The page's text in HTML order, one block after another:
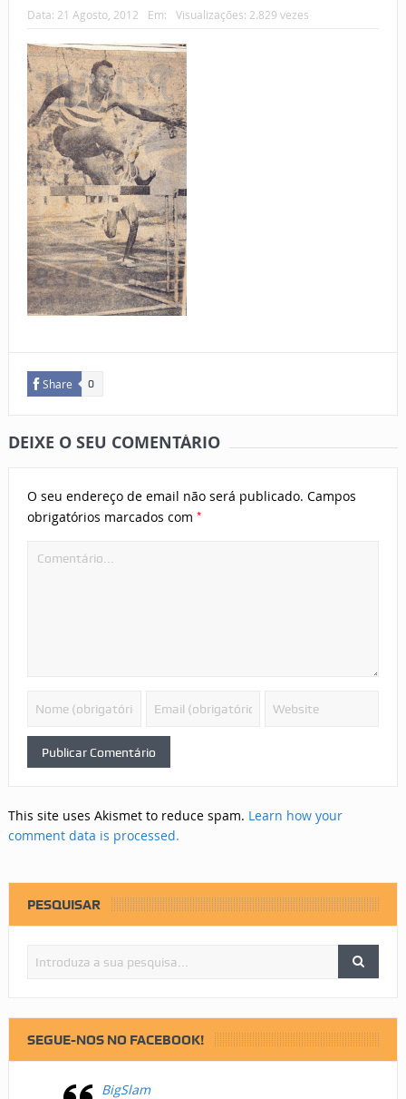
Data: 21 Agosto, 2012 Em: Visualizações: 2.829 vezes
Share 0
DEIXE O SEU COMENTÁRIO
O seu endereço de email não será publicado. Campos
obrigatórios marcados com *
This site uses Akismet to reduce spam. Learn how your
comment data is processed.
PESQUISAR
SEGUE-NOS NO FACEBOOK!
BigSlam